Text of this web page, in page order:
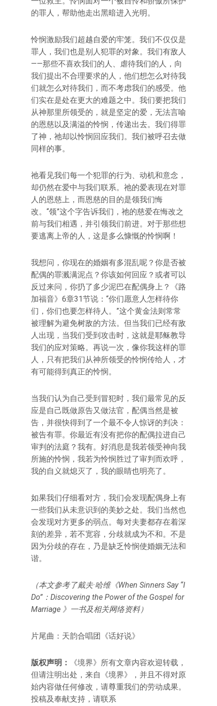
的罪人，帮助他走出黑暗进入光明。
怜悯激励我们超越自爱的牢笼。我们不仅仅是
罪人，我们也是别人犯罪的对象。我们有敌人
——那些不喜欢我们的人、虐待我们的人，向
我们提出不合理要求的人，他们想怎么对待我
们就怎么对待我们，而不考虑我们的感受。他
们实在是处在更大的难题之中。我们要把我们
从神那里所领受的，就是坚定的爱，无法言喻
的恩慈以及满溢的怜悯，传递出去。我们得罪
了神，祂却以怜悯回应我们。我们被呼召去做
同样的事。
祂看见我们每一个犯罪的行为、动机和意念，
却仍然在爱中与我们联系。祂的爱表现在对罪
人的恩慈上，而恩慈的目的是领我们悔
改。“领”这个字告诉我们，祂的慈爱在悔改之
前与我们相遇，并引领我们前进。对于那些想
要逃离上帝的人，这是多么慷慨的怜悯啊！
我想问，你现在的婚姻有多混乱呢？你是否被
配偶的罪溅满泥点？你该如何回应？或者可以
反过来问，你扔了多少泥巴在配偶身上？《路
加福音》6章31节说：“你们愿意人怎样待你
们，你们也要怎样待人。”这个黄金法则常常
被理解为避免树敌的方法。但当我们已经有敌
人出现，当我们受到攻击时，这就是耶稣教导
我们的应对策略。再说一次，像你我这样的罪
人，只有把我们从神所领受的怜悯传给人，才
有可能得到真正的怜悯。
当我们认为自己受到冒犯时，我们最常见的反
应是自己既做原告又做法官，配偶当然是被
告，并很快得到了一个最不令人惊讶的判决：
被告有罪。你最近有没有把你的配偶拉进自己
审判的法庭？我有。好消息是我若领受神向我
所施的怜悯，我若为怜悯胜过了审判而欢呼，
我的自义就熄灭了，我的眼睛也明亮了。
如果我们仔细看对方，我们会发现配偶身上有
一些我们从未意识到的美妙之处。我们当然也
会发现对方更多的弱点。每对夫妻都存在着深
刻的差异，若不宽容，分歧就成为不和。不是
因为分歧的存在，乃是缺乏怜悯使婚姻无法和
谐。
（本文参考了戴夫·哈维《When Sinners Say “I
Do”： Discovering the Power of the Gospel for
Marriage 》一书及相关网络资料）
片尾曲：天韵合唱团《话好说》
版权声明：
《境界》所有文章内容欢迎转载，
但请注明出处，来自《境界》，并且不得对原
始内容做任何修改，请尊重我们的劳动成果。
投稿及奉献支持，请联系